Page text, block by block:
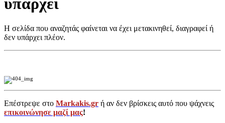
υπάρχει
Η σελίδα που αναζητάς φαίνεται να έχει μετακινηθεί, διαγραφεί ή
δεν υπάρχει πλέον.
Επέστρεψε στο Markakis.gr ή αν δεν βρίσκεις αυτό που ψάχνεις
επικοινώνησε μαζί μας!